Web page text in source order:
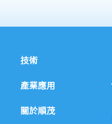
技術
產業應用
關於順茂